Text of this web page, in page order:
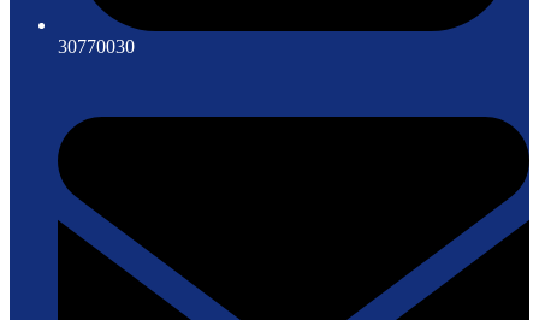
30770030